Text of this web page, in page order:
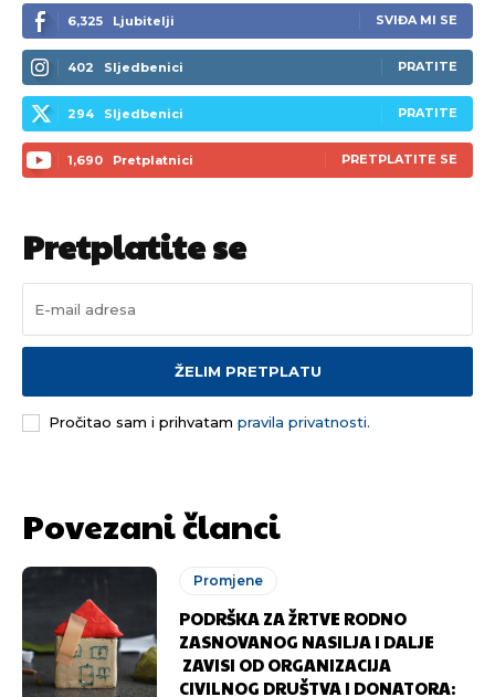
6,325 Ljubitelji SVIĐA MI SE
402 Sljedbenici PRATITE
294 Sljedbenici PRATITE
1,690 Pretplatnici PRETPLATITE SE
Pretplatite se
ŽELIM PRETPLATU
Pročitao sam i prihvatam pravila privatnosti.
Povezani članci
Promjene
PODRŠKA ZA ŽRTVE RODNO
ZASNOVANOG NASILJA I DALJE
ZAVISI OD ORGANIZACIJA
CIVILNOG DRUŠTVA I DONATORA: